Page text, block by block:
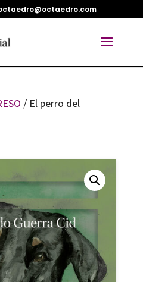
/ El perro del